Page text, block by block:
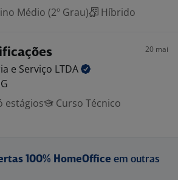
Médio (2º Grau) Híbrido
20 mai
e Serviço LTDA
estágios
Curso Técnico
100% HomeOffice em outras